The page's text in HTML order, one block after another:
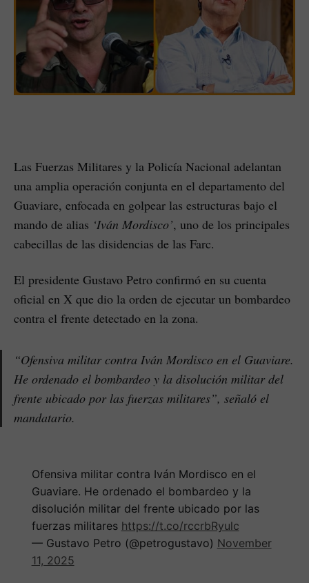
Las Fuerzas Militares y la Policía Nacional adelantan
una amplia operación conjunta en el departamento del
Guaviare, enfocada en golpear las estructuras bajo el
mando de alias ‘Iván Mordisco’, uno de los principales
cabecillas de las disidencias de las Farc.
El presidente Gustavo Petro confirmó en su cuenta
oficial en X que dio la orden de ejecutar un bombardeo
contra el frente detectado en la zona.
“Ofensiva militar contra Iván Mordisco en el Guaviare.
He ordenado el bombardeo y la disolución militar del
frente ubicado por las fuerzas militares”, señaló el
mandatario.
Ofensiva militar contra Iván Mordisco en el
Guaviare. He ordenado el bombardeo y la
disolución militar del frente ubicado por las
fuerzas militares https://t.co/rccrbRyulc
— Gustavo Petro (@petrogustavo) November
11, 2025